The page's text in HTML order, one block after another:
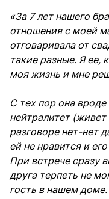
«За 7 лет нашего
отношения с моей
отговаривала от
такие разные. Я ее,
моя жизнь и мне
С тех пор она
нейтралитет
разговоре нет-нет
ей не нравится и
При встрече сразу
друга терпеть не
гость в нашем доме.